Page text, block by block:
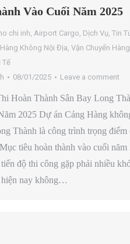
Vào Cuối Năm 2025
chi inh, Airport Cargo, Dịch Vụ, Tin
Không Nội Địa, Vận Chuyển Hàng
Tế
08/01/2025 Leave a comment
Hoàn Thành Sân Bay Long
2025 Dự án Cảng Hàng
Thành là công trình trọng điểm
tiêu hoàn thành vào cuối năm
độ thi công gặp phải nhiều
nay không…